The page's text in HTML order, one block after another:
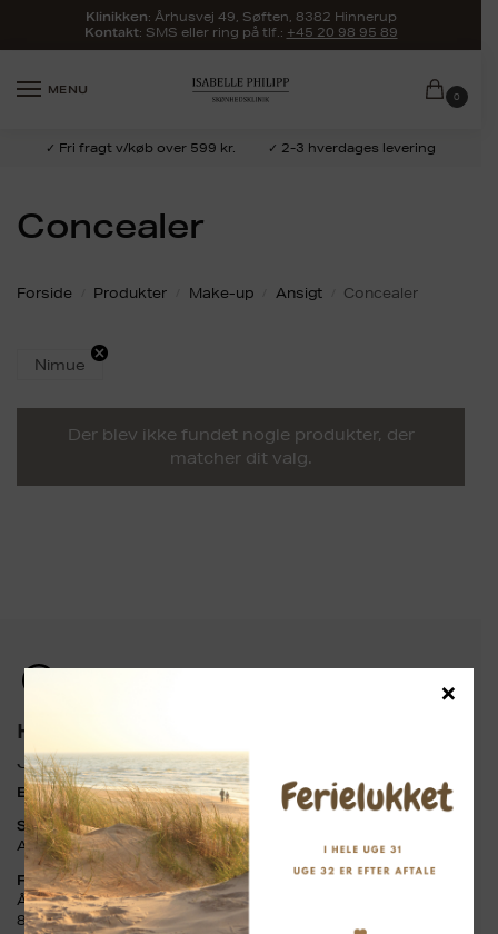
Klinikken: Århusvej 49, Søften, 8382 Hinnerup
Kontakt: SMS eller ring på tlf.: +45 20 98 95 89
MENU 0
✓ Fri fragt v/køb over 599 kr. ✓ 2-3 hverdages levering
Concealer
Forside Produkter Make-up Ansigt Concealer
Nimue
Der blev ikke fundet nogle produkter, der
matcher dit valg.
Har du brug for hjælp?
Jeg sidder klar til at hjælpe dig.
E-mail:kontakt@isabellephilipp.dk
SMS eller ring:+45 20 98 95 89
Alle hverdage: 09.00-16.00
Find os her:
Århusvej 49, Søften
8382 Hinnerup
×